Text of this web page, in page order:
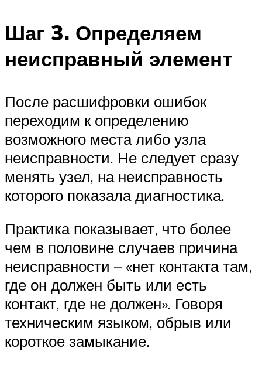
Шаг 3. Определяем
неисправный элемент
После расшифровки ошибок
переходим к определению
возможного места либо узла
неисправности. Не следует сразу
менять узел, на неисправность
которого показала диагностика.
Практика показывает, что более
чем в половине случаев причина
неисправности – «нет контакта там,
где он должен быть или есть
контакт, где не должен». Говоря
техническим языком, обрыв или
короткое замыкание.